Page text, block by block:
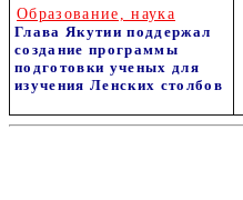
Образование, наука
Глава Якутии поддержал
создание программы
подготовки ученых для
изучения Ленских столбов